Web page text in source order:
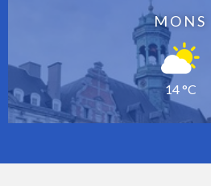
MONS
14 °C